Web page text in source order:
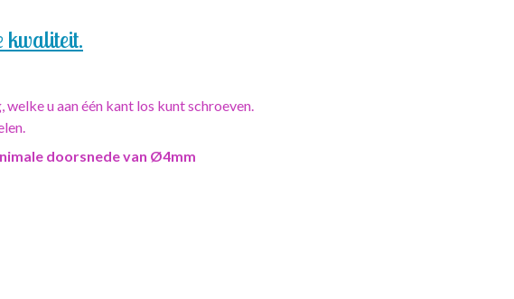
kwaliteit.
u aan één kant los kunt schroeven.
doorsnede van Ø4mm